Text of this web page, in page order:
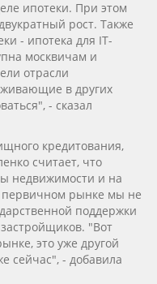
ипотеки. При этом
рост. Также
- ипотека для IT-
москвичам и
отрасли
в других
- сказал
кредитования,
считает, что
недвижимости и на
первичном рынке мы не
поддержки
"Вот
это уже другой
сейчас", - добавила